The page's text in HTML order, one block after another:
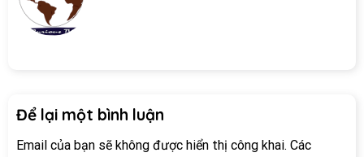
Để lại một bình luận
Email của bạn sẽ không được hiển thị công khai. Các